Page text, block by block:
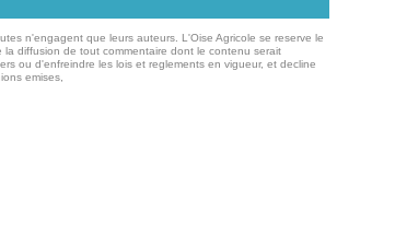
n'engagent que leurs auteurs. L'Oise Agricole se reserve le
la diffusion de tout commentaire dont le contenu serait
ou d'enfreindre les lois et reglements en vigueur, et decline
emises,